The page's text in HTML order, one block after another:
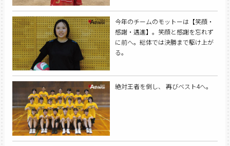
今年のチームのモットーは【笑顔・
感謝・邁進】。笑顔と感謝を忘れず
に前へ。総体では決勝まで駆け上が
る。
絶対王者を倒し、 再びベスト4へ。